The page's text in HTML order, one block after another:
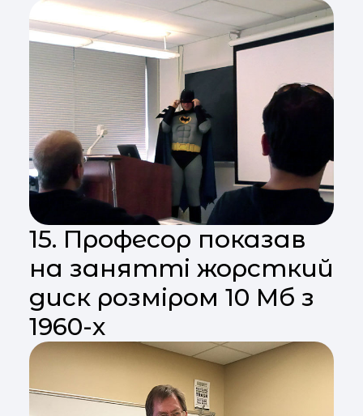
15. Професор показав
на занятті жорсткий
диск розміром 10 Мб з
1960-х